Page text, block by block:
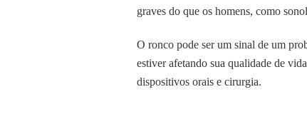
graves do que os homens, como
O ronco pode ser um sinal de um
estiver afetando sua qualidade de
dispositivos orais e cirurgia.